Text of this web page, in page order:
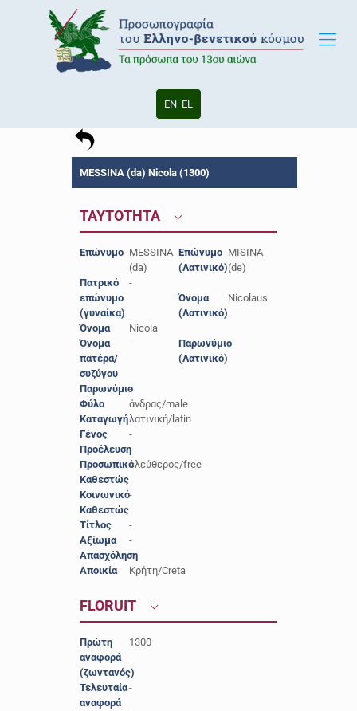
EN EL
MESSINA (da) Nicola (1300)
ΤΑΥΤΟΤΗΤΑ
Επώνυμο MESSINA
(da)
Πατρικό
επώνυμο
(γυναίκα)
-
Όνομα
Nicola
Όνομα
πατέρα/
συζύγου
-
Παρωνύμιο
-
Φύλο
άνδρας/male
Καταγωγήλατινική/latin
Γένος
-
Προέλευση-
Προσωπικό
Καθεστώς
ελεύθερος/free
Κοινωνικό
Καθεστώς
-
Τίτλος
-
Αξίωμα
-
Απασχόληση
-
Αποικία
Κρήτη/Creta
Επώνυμο
(Λατινικό)
MISINA
(de)
Όνομα
(Λατινικό)
Nicolaus
Παρωνύμιο
(Λατινικό)
-
FLORUIT
Πρώτη
αναφορά
(ζωντανός)
1300
Τελευταία
αναφορά
-